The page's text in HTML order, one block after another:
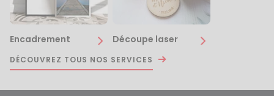
Encadrement Découpe laser
DÉCOUVREZ TOUS NOS SERVICES